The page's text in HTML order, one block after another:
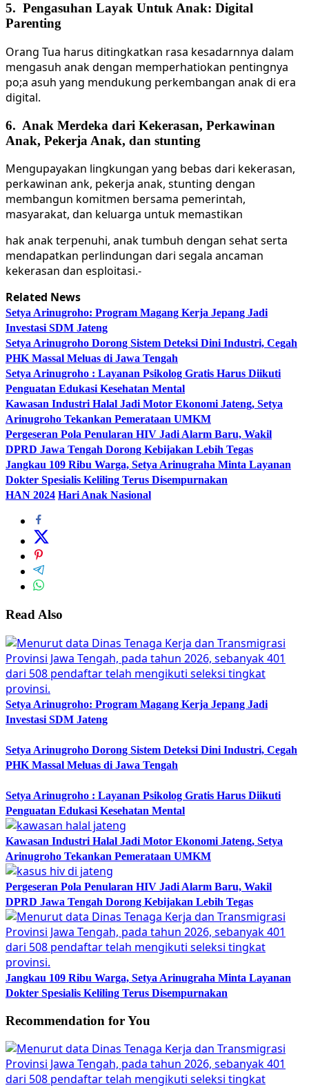
5. Pengasuhan Layak Untuk Anak: Digital
Parenting
Orang Tua harus ditingkatkan rasa kesadarnnya dalam
mengasuh anak dengan memperhatiokan pentingnya
po;a asuh yang mendukung perkembangan anak di era
digital.
6. Anak Merdeka dari Kekerasan, Perkawinan
Anak, Pekerja Anak, dan stunting
Mengupayakan lingkungan yang bebas dari kekerasan,
perkawinan ank, pekerja anak, stunting dengan
membangun komitmen bersama pemerintah,
masyarakat, dan keluarga untuk memastikan
hak anak terpenuhi, anak tumbuh dengan sehat serta
mendapatkan perlindungan dari segala ancaman
kekerasan dan esploitasi.-
Related News
Setya Arinugroho: Program Magang Kerja Jepang Jadi
Investasi SDM Jateng
Setya Arinugroho Dorong Sistem Deteksi Dini Industri, Cegah
PHK Massal Meluas di Jawa Tengah
Setya Arinugroho : Layanan Psikolog Gratis Harus Diikuti
Penguatan Edukasi Kesehatan Mental
Kawasan Industri Halal Jadi Motor Ekonomi Jateng, Setya
Arinugroho Tekankan Pemerataan UMKM
Pergeseran Pola Penularan HIV Jadi Alarm Baru, Wakil
DPRD Jawa Tengah Dorong Kebijakan Lebih Tegas
Jangkau 109 Ribu Warga, Setya Arinugraha Minta Layanan
Dokter Spesialis Keliling Terus Disempurnakan
HAN 2024 Hari Anak Nasional
Read Also
Setya Arinugroho: Program Magang Kerja Jepang Jadi
Investasi SDM Jateng
Setya Arinugroho Dorong Sistem Deteksi Dini Industri, Cegah
PHK Massal Meluas di Jawa Tengah
Setya Arinugroho : Layanan Psikolog Gratis Harus Diikuti
Penguatan Edukasi Kesehatan Mental
Kawasan Industri Halal Jadi Motor Ekonomi Jateng, Setya
Arinugroho Tekankan Pemerataan UMKM
Pergeseran Pola Penularan HIV Jadi Alarm Baru, Wakil
DPRD Jawa Tengah Dorong Kebijakan Lebih Tegas
Jangkau 109 Ribu Warga, Setya Arinugraha Minta Layanan
Dokter Spesialis Keliling Terus Disempurnakan
Recommendation for You